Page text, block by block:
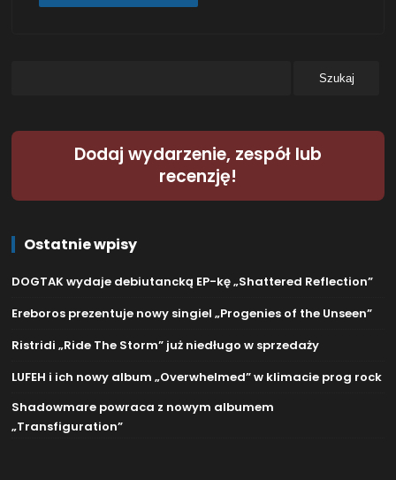
Dodaj wydarzenie, zespół lub
recenzję!
Ostatnie wpisy
DOGTAK wydaje debiutancką EP-kę „Shattered Reflection”
Ereboros prezentuje nowy singiel „Progenies of the Unseen”
Ristridi „Ride The Storm” już niedługo w sprzedaży
LUFEH i ich nowy album „Overwhelmed” w klimacie prog rock
Shadowmare powraca z nowym albumem
„Transfiguration”